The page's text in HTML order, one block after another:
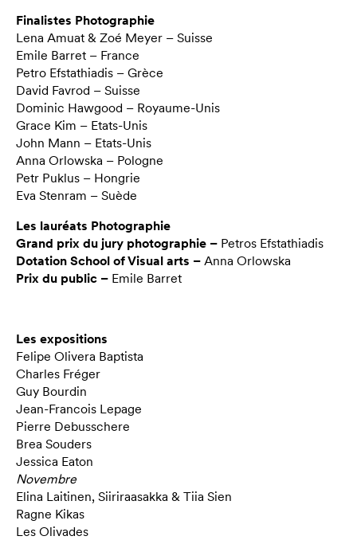
Finalistes Photographie
Lena Amuat & Zoé Meyer – Suisse
Emile Barret – France
Petro Efstathiadis – Grèce
David Favrod – Suisse
Dominic Hawgood – Royaume-Unis
Grace Kim – Etats-Unis
John Mann – Etats-Unis
Anna Orlowska – Pologne
Petr Puklus – Hongrie
Eva Stenram – Suède
Les lauréats Photographie
Grand prix du jury photographie – Petros Efstathiadis
Dotation School of Visual arts – Anna Orlowska
Prix du public – Emile Barret
Les expositions
Felipe Olivera Baptista
Charles Fréger
Guy Bourdin
Jean-Francois Lepage
Pierre Debusschere
Brea Souders
Jessica Eaton
Novembre
Elina Laitinen, Siiriraasakka & Tiia Sien
Ragne Kikas
Les Olivades